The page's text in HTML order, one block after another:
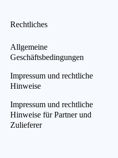
Rechtliches
Allgemeine
Geschäftsbedingungen
Impressum und rechtliche
Hinweise
Impressum und rechtliche
Hinweise für Partner und
Zulieferer